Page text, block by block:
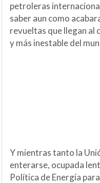
petroleras
saber aun como
revueltas que llegan al
y más inestable del
Y mientras tanto la
enterarse, ocupada
Política de Energía